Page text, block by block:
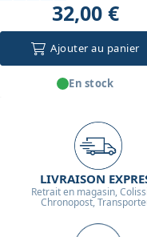
32,00 €
Ajouter au panier
En stock
LIVRAISON
Retrait en magasin,
Chronopost,